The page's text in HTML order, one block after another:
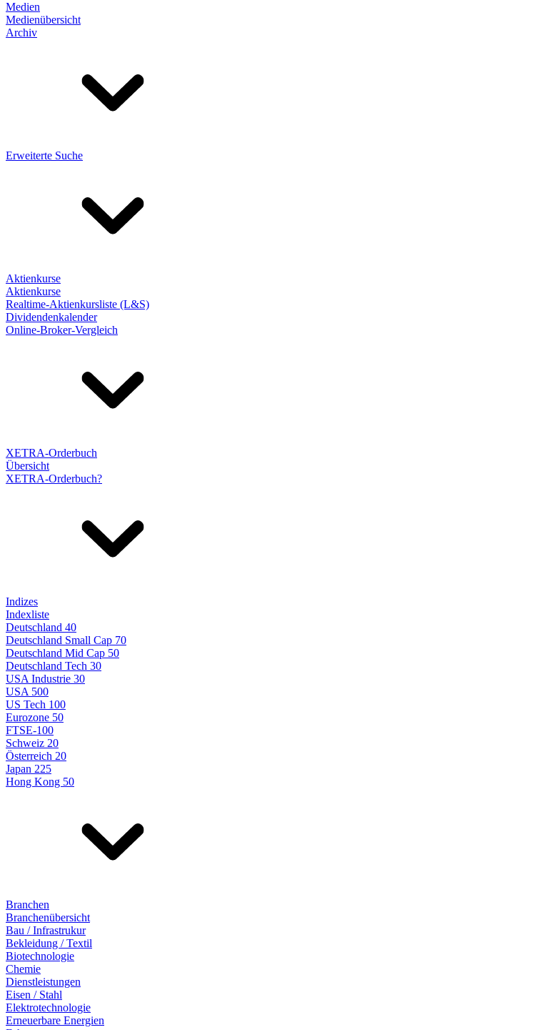
Medien
Medienübersicht
Archiv
Erweiterte Suche
Aktienkurse
Aktienkurse
Realtime-Aktienkursliste (L&S)
Dividendenkalender
Online-Broker-Vergleich
XETRA-Orderbuch
Übersicht
XETRA-Orderbuch?
Indizes
Indexliste
Deutschland 40
Deutschland Small Cap 70
Deutschland Mid Cap 50
Deutschland Tech 30
USA Industrie 30
USA 500
US Tech 100
Eurozone 50
FTSE-100
Schweiz 20
Österreich 20
Japan 225
Hong Kong 50
Branchen
Branchenübersicht
Bau / Infrastrukur
Bekleidung / Textil
Biotechnologie
Chemie
Dienstleistungen
Eisen / Stahl
Elektrotechnologie
Erneuerbare Energien